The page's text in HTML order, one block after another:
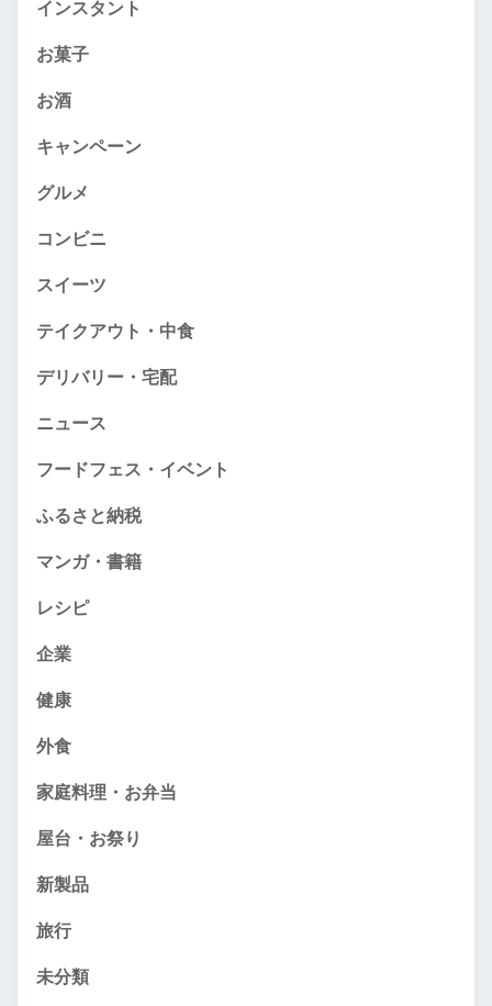
インスタント
お菓子
お酒
キャンペーン
グルメ
コンビニ
スイーツ
テイクアウト・中食
デリバリー・宅配
ニュース
フードフェス・イベント
ふるさと納税
マンガ・書籍
レシピ
企業
健康
外食
家庭料理・お弁当
屋台・お祭り
新製品
旅行
未分類